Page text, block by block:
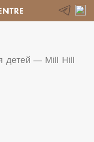
детей — Mill Hill